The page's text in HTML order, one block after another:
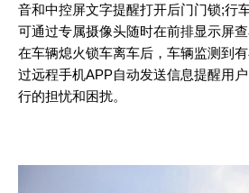
音和中控屏文字提醒打开后门门锁;行
可通过专属摄像头随时在前排显示屏
在车辆熄火锁车离车后，车辆监测到
过远程手机APP自动发送信息提醒用
行的担忧和困扰。